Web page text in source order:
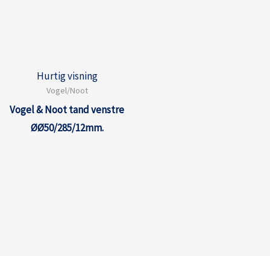
Hurtig visning
Vogel/Noot
Vogel & Noot tand venstre
ØØ50/285/12mm.